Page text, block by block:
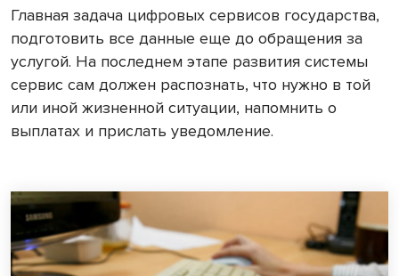
Главная задача цифровых сервисов государства,
подготовить все данные еще до обращения за
услугой. На последнем этапе развития системы
сервис сам должен распознать, что нужно в той
или иной жизненной ситуации, напомнить о
выплатах и прислать уведомление.